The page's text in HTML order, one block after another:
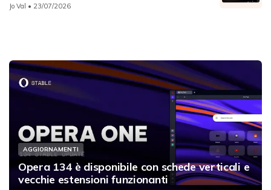
Jo Val • 23/07/2026
AGGIORNAMENTI
Opera 134 è disponibile con schede verticali e
vecchie estensioni funzionanti